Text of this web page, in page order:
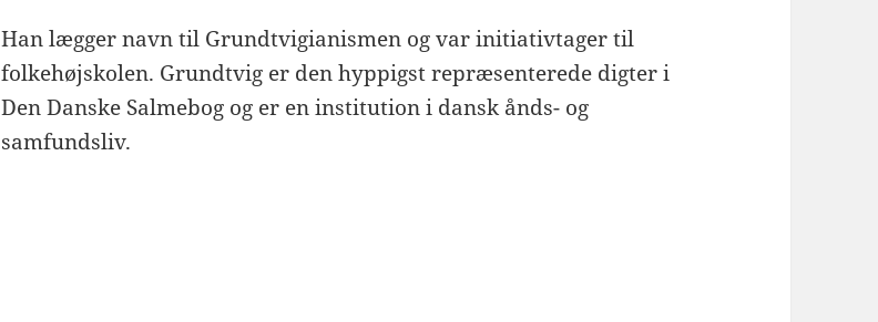
Han lægger navn til Grundtvigianismen og var initiativtager til
folkehøjskolen. Grundtvig er den hyppigst repræsenterede digter i
Den Danske Salmebog og er en institution i dansk ånds- og
samfundsliv.